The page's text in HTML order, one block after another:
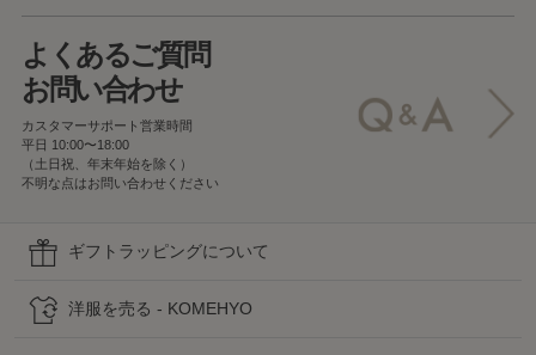
よくあるご質問
お問い合わせ
カスタマーサポート営業時間
平日 10:00〜18:00
（土日祝、年末年始を除く）
不明な点はお問い合わせください
ギフトラッピングについて
洋服を売る - KOMEHYO